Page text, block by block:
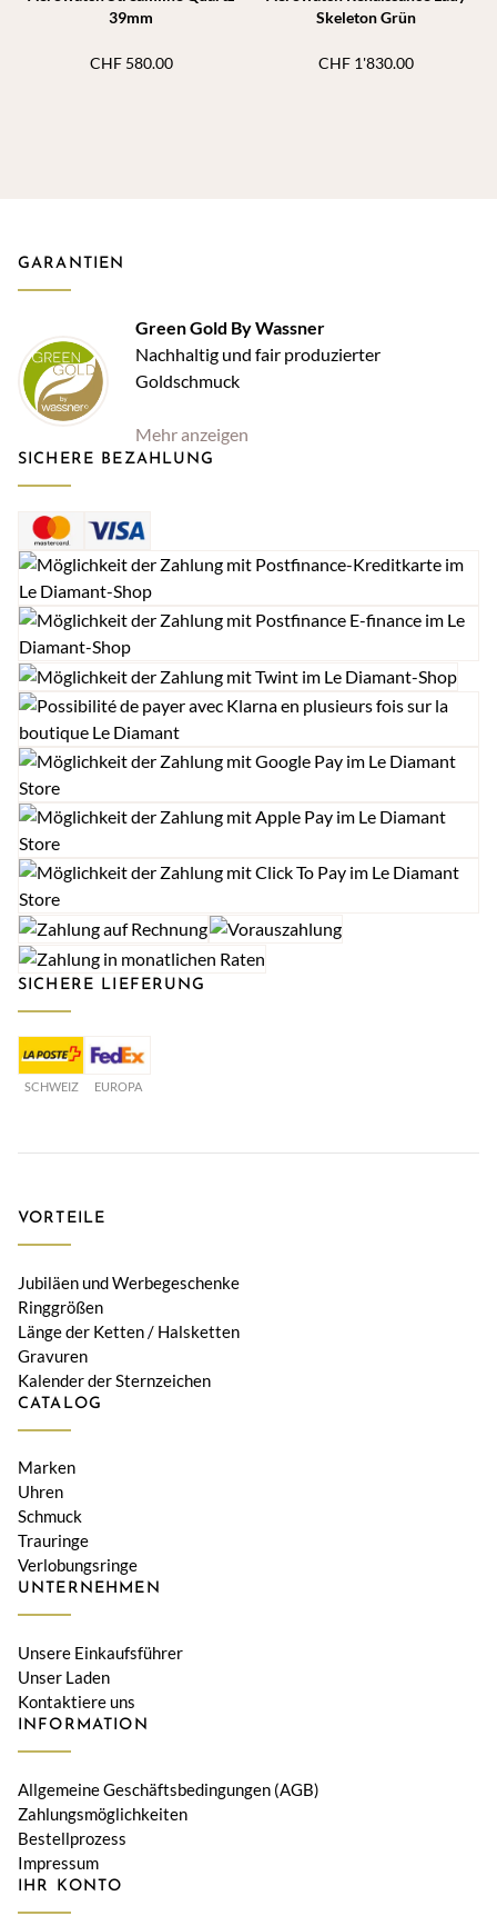
39mm
CHF580.00
Skeleton Grün
CHF 1'830.00
GARANTIEN
Green Gold By Wassner
Nachhaltig und fair produzierter
Goldschmuck
Mehr anzeigen
SICHERE BEZAHLUNG
SICHERE LIEFERUNG
SCHWEIZ EUROPA
VORTEILE
Jubiläen und Werbegeschenke
Ringgrößen
Länge der Ketten / Halsketten
Gravuren
Kalender der Sternzeichen
CATALOG
Marken
Uhren
Schmuck
Trauringe
Verlobungsringe
UNTERNEHMEN
Unsere Einkaufsführer
Unser Laden
Kontaktiere uns
INFORMATION
Allgemeine Geschäftsbedingungen (AGB)
Zahlungsmöglichkeiten
Bestellprozess
Impressum
IHR KONTO